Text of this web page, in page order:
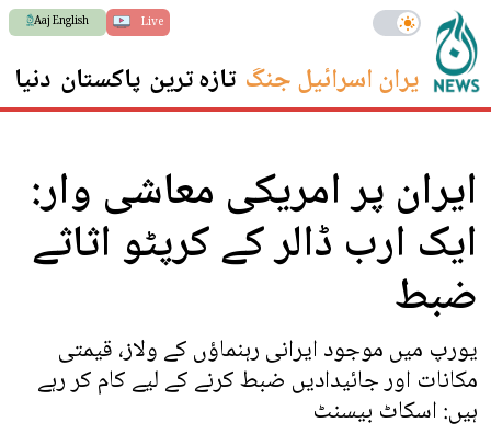
Live
Aaj English
ایران اسرائیل جنگ تازہ ترین پاکستان دنیا
ایران پر امریکی معاشی وار:
ایک ارب ڈالر کے کرپٹو اثاثے
ضبط
یورپ میں موجود ایرانی رہنماؤں کے ولاز، قیمتی
مکانات اور جائیدادیں ضبط کرنے کے لیے کام کر رہے
ہیں: اسکاٹ بیسنٹ